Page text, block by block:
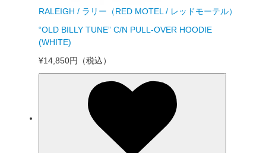
RALEIGH / ラリー（RED MOTEL / レッドモーテル）
“OLD BILLY TUNE” C/N PULL-OVER HOODIE
(WHITE)
¥14,850円
（税込）